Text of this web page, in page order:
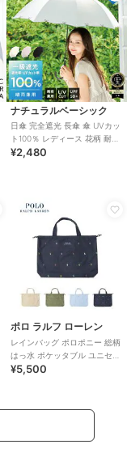
ナチュラルベーシック
日傘 完全遮光 長傘 傘 UVカッ
ト100％ レディース 花柄 耐風
仕様 撥水
¥2,480
ポロ ラルフ ローレン
レインバッグ ポロポニー 総柄
はっ水 ポケッタブル ユニセッ
クス
¥5,500